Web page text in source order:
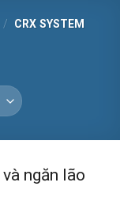
/ CRX SYSTEM
ngăn lão